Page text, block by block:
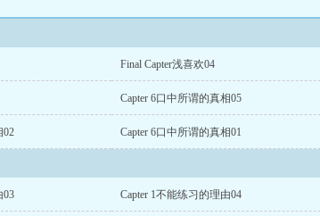
Final Capter浅喜欢04
Capter 6口中所谓的真相05
02 Capter 6口中所谓的真相01
03 Capter 1不能练习的理由04